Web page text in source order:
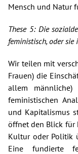
Mensch und Natur
These 5: Die
feministisch, oder sie
Wir teilen mit
Frauen) die
allem
feministischen
und Kapitalismus
öffnet den Blick für
Kultur oder Politik
Eine fundierte